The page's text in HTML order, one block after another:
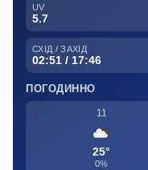
UV
5.7
СХІД / ЗАХІД
02:51 / 17:46
ПОГОДИННО
11
25°
0%